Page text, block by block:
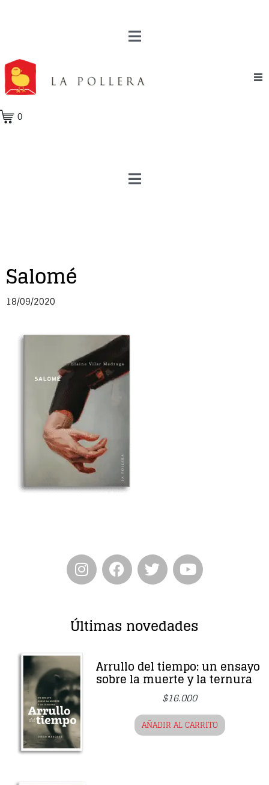
0
Salomé
18/09/2020
Últimas novedades
Arrullo del tiempo: un ensayo
sobre la muerte y la ternura
$16.000
AÑADIR AL CARRITO